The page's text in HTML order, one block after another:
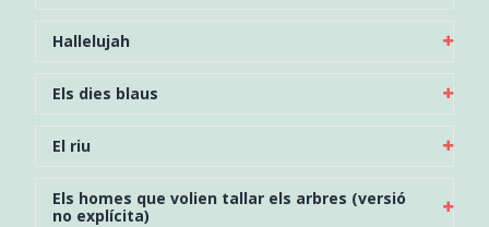
Hallelujah
Els dies blaus
El riu
Els homes que volien tallar els arbres (versió
no explícita)